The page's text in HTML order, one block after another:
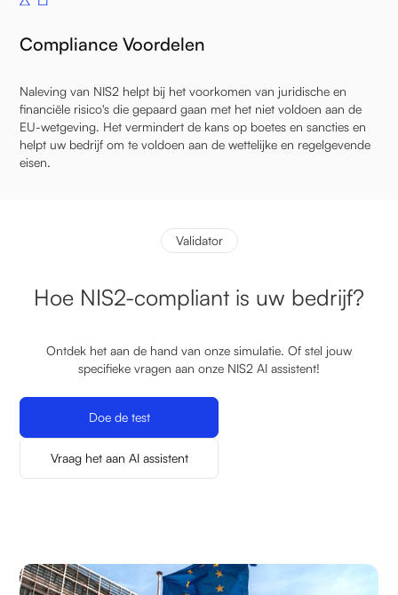
Compliance Voordelen
Naleving van NIS2 helpt bij het voorkomen van juridische en
financiële risico's die gepaard gaan met het niet voldoen aan de
EU-wetgeving. Het vermindert de kans op boetes en sancties en
helpt uw bedrijf om te voldoen aan de wettelijke en regelgevende
eisen.
Validator
Hoe NIS2-compliant is uw bedrijf?
Ontdek het aan de hand van onze simulatie. Of stel jouw
specifieke vragen aan onze NIS2 AI assistent!
Doe de test
Vraag het aan AI assistent